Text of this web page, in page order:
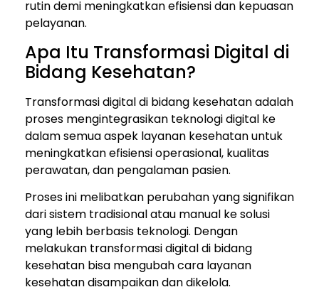
rutin demi meningkatkan efisiensi dan kepuasan
pelayanan.
Apa Itu Transformasi Digital di
Bidang Kesehatan?
Transformasi digital di bidang kesehatan adalah
proses mengintegrasikan teknologi digital ke
dalam semua aspek layanan kesehatan untuk
meningkatkan efisiensi operasional, kualitas
perawatan, dan pengalaman pasien.
Proses ini melibatkan perubahan yang signifikan
dari sistem tradisional atau manual ke solusi
yang lebih berbasis teknologi. Dengan
melakukan transformasi digital di bidang
kesehatan bisa mengubah cara layanan
kesehatan disampaikan dan dikelola.